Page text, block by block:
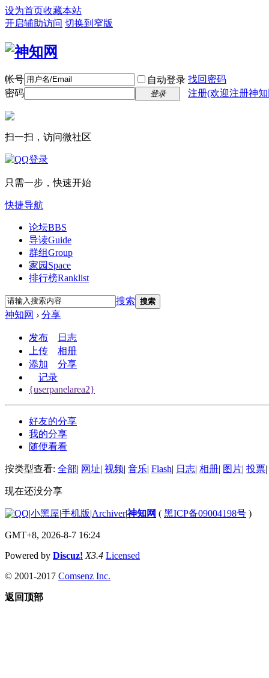
设为首页收藏本站
开启辅助访问 切换到窄版
帐号 自动登录 找回密码
密码
登录 注册(欢迎注册神
扫一扫，访问微社区
只需一步，快速开始
快捷导航
论坛BBS
导读Guide
群组Group
家园 Space
排行榜Ranklist
搜索 搜索
神知网 › 分享
发布
日志
上传
相册
添加
分享
记录
{userpanelarea2}
好友的分享
我的分享
随便看看
按类型查看: 全部| 网址| 视频| 音乐| Flash| 日志| 相册| 图片| 投票|
现在还没分享
|小黑屋|手机版|Archiver|神知网 ( 黑ICP备09004198号 )
GMT+8, 2026-8-7 16:24
Powered by Discuz! X3.4 Licensed
© 2001-2017 Comsenz Inc.
返回顶部